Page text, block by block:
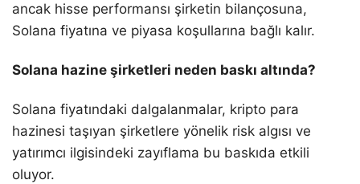
ancak hisse performansı şirketin bilançosuna,
Solana fiyatına ve piyasa koşullarına bağlı kalır.
Solana hazine şirketleri neden baskı altında?
Solana fiyatındaki dalgalanmalar, kripto para
hazinesi taşıyan şirketlere yönelik risk algısı ve
yatırımcı ilgisindeki zayıflama bu baskıda etkili
oluyor.